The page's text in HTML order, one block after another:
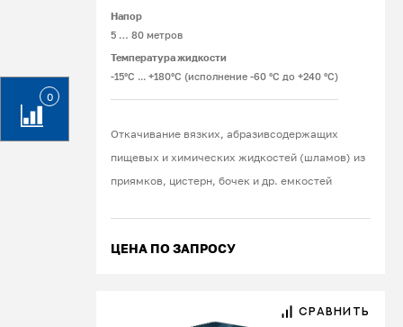
0
Напор
5 … 80 метров
Температура жидкости
-15°С ... +180°С (исполнение -60 °С до +240 °С)
Откачивание вязких, абразивсодержащих
пищевых и химических жидкостей (шламов) из
приямков, цистерн, бочек и др. емкостей
ЦЕНА ПО ЗАПРОСУ
СРАВНИТЬ